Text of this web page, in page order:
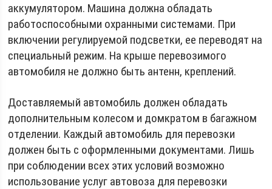
аккумулятором. Машина должна обладать
работоспособными охранными системами. При
включении регулируемой подсветки, ее переводят на
специальный режим. На крыше перевозимого
автомобиля не должно быть антенн, креплений.
Доставляемый автомобиль должен обладать
дополнительным колесом и домкратом в багажном
отделении. Каждый автомобиль для перевозки
должен быть с оформленными документами. Лишь
при соблюдении всех этих условий возможно
использование услуг автовоза для перевозки